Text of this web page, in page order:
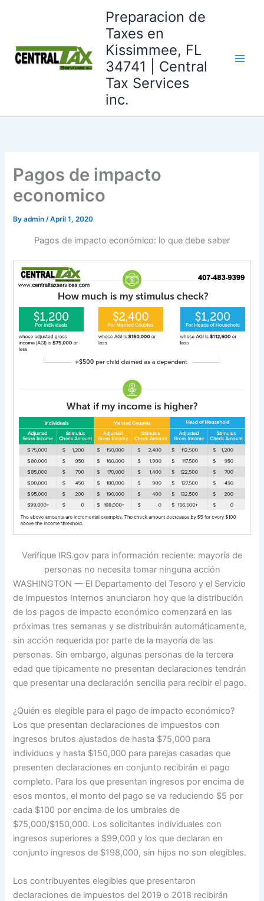
Preparacion de
Taxes en
Kissimmee, FL
34741 | Central
Tax Services
inc.
Pagos de impacto
economico
Byadmin/April 1, 2020
Pagos de impacto económico: lo que debe saber
Verifique IRS.gov para información reciente: mayoría de
personas no necesita tomar ninguna acción
WASHINGTON — El Departamento del Tesoro y el Servicio
de Impuestos Internos anunciaron hoy que la distribución
de los pagos de impacto económico comenzará en las
próximas tres semanas y se distribuirán automáticamente,
sin acción requerida por parte de la mayoría de las
personas. Sin embargo, algunas personas de la tercera
edad que típicamente no presentan declaraciones tendrán
que presentar una declaración sencilla para recibir el pago.
¿Quién es elegible para el pago de impacto económico?
Los que presentan declaraciones de impuestos con
ingresos brutos ajustados de hasta $75,000 para
individuos y hasta $150,000 para parejas casadas que
presenten declaraciones en conjunto recibirán el pago
completo. Para los que presentan ingresos por encima de
esos montos, el monto del pago se va reduciendo $5 por
cada $100 por encima de los umbrales de
$75,000/$150,000. Los solicitantes individuales con
ingresos superiores a $99,000 y los que declaran en
conjunto ingresos de $198,000, sin hijos no son elegibles.
Los contribuyentes elegibles que presentaron
declaraciones de impuestos del 2019 o 2018 recibirán